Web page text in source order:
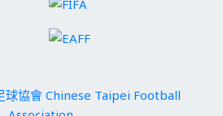
球協會 Chinese Taipei Football